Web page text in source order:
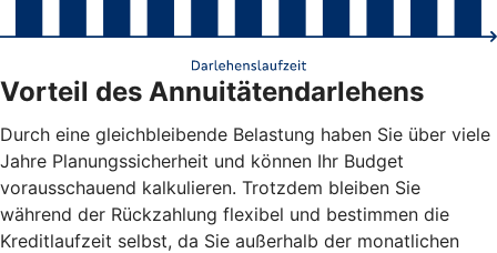
Vorteil des Annuitätendarlehens
Durch eine gleichbleibende Belastung haben Sie über viele
Jahre Planungssicherheit und können Ihr Budget
vorausschauend kalkulieren. Trotzdem bleiben Sie
während der Rückzahlung flexibel und bestimmen die
Kreditlaufzeit selbst, da Sie außerhalb der monatlichen